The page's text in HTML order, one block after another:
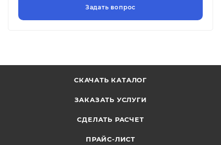
СКАЧАТЬ КАТАЛОГ
ЗАКАЗАТЬ УСЛУГИ
СДЕЛАТЬ РАСЧЕТ
ПРАЙС-ЛИСТ